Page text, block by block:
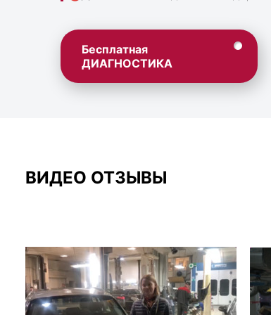
Бесплатная
ДИАГНОСТИКА
ВИДЕО ОТЗЫВЫ